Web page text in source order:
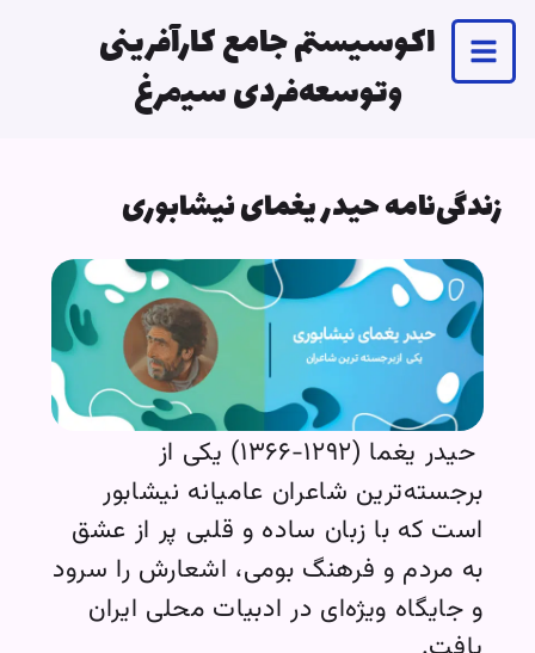
اکوسیستم جامع کارآفرینی
وتوسعه‌فردی سیمرغ
زندگی‌نامه حیدر یغمای نیشابوری
حیدر یغما (۱۲۹۲-۱۳۶۶) یکی از
برجسته‌ترین شاعران عامیانه نیشابور
است که با زبان ساده و قلبی پر از عشق
به مردم و فرهنگ بومی، اشعارش را سرود
و جایگاه ویژه‌ای در ادبیات محلی ایران